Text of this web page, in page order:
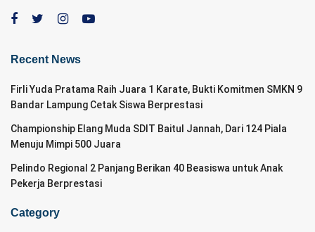
Recent News
Firli Yuda Pratama Raih Juara 1 Karate, Bukti Komitmen SMKN 9
Bandar Lampung Cetak Siswa Berprestasi
Championship Elang Muda SDIT Baitul Jannah, Dari 124 Piala
Menuju Mimpi 500 Juara
Pelindo Regional 2 Panjang Berikan 40 Beasiswa untuk Anak
Pekerja Berprestasi
Category